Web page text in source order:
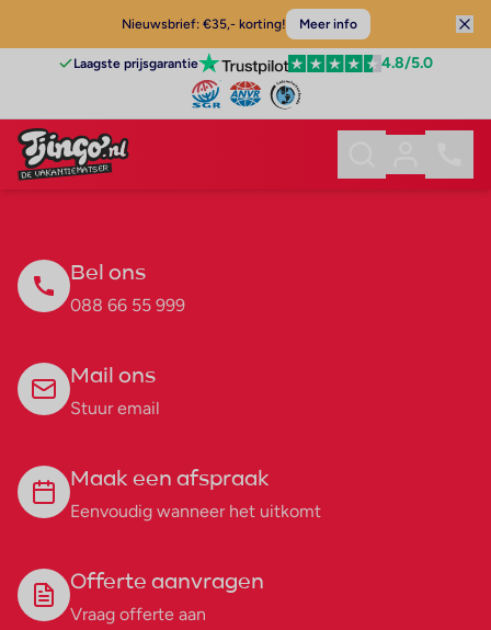
Nieuwsbrief: €35,- korting! Meer info
Laagste prijsgarantie 4.8/5.0
Bel ons
088 66 55 999
Mail ons
Stuur email
Maak een afspraak
Eenvoudig wanneer het uitkomt
Offerte aanvragen
Vraag offerte aan